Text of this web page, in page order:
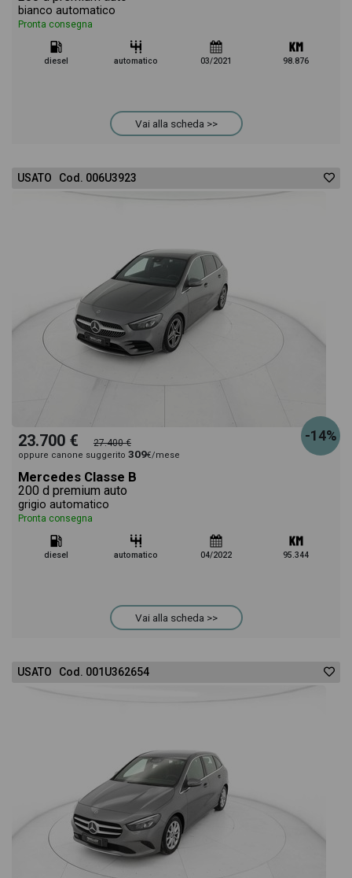
bianco automatico
Pronta consegna
diesel automatico 03/2021 98.876
Vai alla scheda >>
USATO Cod. 006U3923
-14%
23.700 € 27.400 €
oppure canone suggerito 309€/mese
Mercedes Classe B
200 d premium auto
grigio automatico
Pronta consegna
diesel automatico 04/2022 95.344
Vai alla scheda >>
USATO Cod. 001U362654